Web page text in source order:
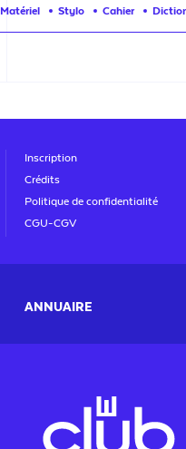
Matériel Stylo Cahier
Inscription
Crédits
Politique de confidentialité
CGU-CGV
ANNUAIRE